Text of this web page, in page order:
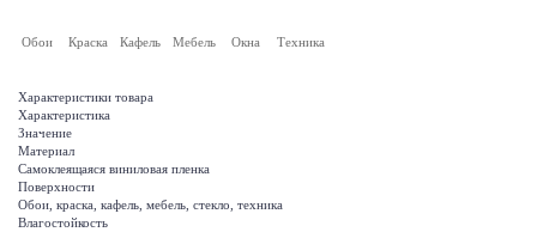
Обои Краска Кафель Мебель Окна Техника
Характеристики товара
Характеристика
Значение
Материал
Самоклеящаяся виниловая пленка
Поверхности
Обои, краска, кафель, мебель, стекло, техника
Влагостойкость